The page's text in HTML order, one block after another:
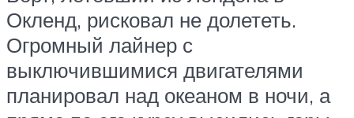
Окленд, рисковал не долететь.
Огромный лайнер с
выключившимися двигателями
планировал над океаном в ночи, а